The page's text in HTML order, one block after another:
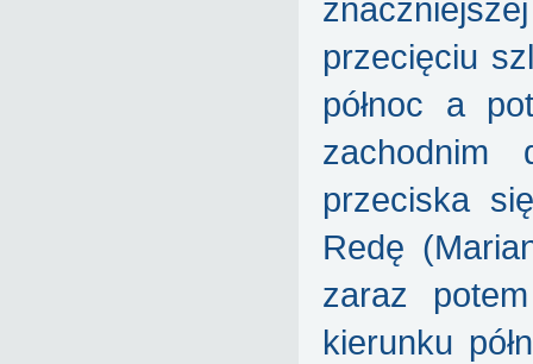
przecięciu
północ a
przeciska
Redę
zaraz
kierunku